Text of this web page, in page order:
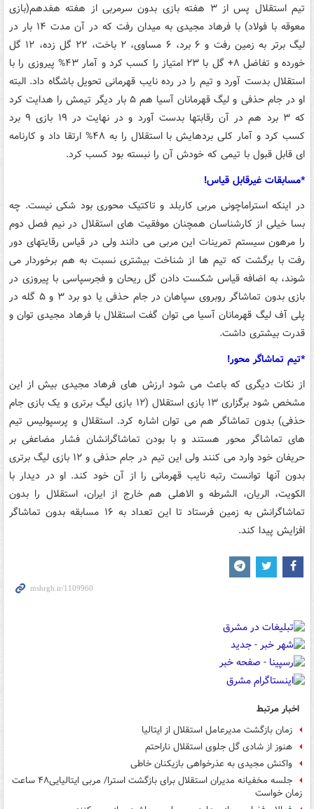
تیم استقلال پس از ۳ هفته بازی بدون سرمربی از هفته هفدهم(بازی
معوقه با فولاد) با فرهاد مجیدی به میدان رفت که در آن مدت ۱۴ بار در
لیگ برتر به زمین رفت و ۶ برد، ۶ مساوی، ۲ باخت، ۲۲ گل زده، ۱۲ گل
خورده و تفاضل ۸+ گل با ۲۳ امتیاز را کسب کرد و آمار ۴۳% پیروزی را با
استقلال بدست آورد و تیم را در رده نایب قهرمانی تحویل باشگاه داد. البته
او در جام حذفی و لیگ قهرمانان آسیا هم ۵ بار دیگر تیمش را هدایت کرد
که ۳ برد هم در آن رقابتها بدست آورد و در نهایت در ۱۹ بازی ۹ برد
کسب کرد و آمار کلی بردهایش با استقلال را به ۴۸% ارتقا داد و کارنامه
ای قابل قبول با تیمی که خودش آن را نبسته بود کسب کرد.
*مسابقات غیرقابل قیاس!
در اینکه استراماچونی مربی کاربلد و تاکتیک محوری بود شکی نیست. چه
بسا خیلی از کارشناسان همچنان موفقیت های استقلال در نیم فصل دوم
را مرهون سیستم تمرینات این مربی می دانند ولی در قیاس رقایتهای دور
رفت با برگشت که تیم ها از شناخت بیشتری نسبت به هم برخوردار می
شوند، به اضافه قیاس شکست دادن گل ریحان و فجرسپاسی با پیروزی در
بازی بدون تماشاگر روبروی سپاهان در جام حذفی یا دو برد ۳ و ۵ گله در
پلی آف لیگ قهرمانان آسیا می توان گفت استقلال با فرهاد مجیدی توان و
قدرت بیشتری داشت.
*تیم تماشاگر محور!
از نکات دیگری که باعث می شود ارزش های فرهاد مجیدی بیش از این
مشخص شود برگزاری ۱۳ بازی استقلال (۱۲ بازی لیگ برتری و یک بازی جام
حذفی) بدون تماشاگر هم می توان اشاره کرد. استقلال و پرسپولیس تیم
های تماشاگر محور هستند و با بودن تماشاگرانشان فشار مضاعفی بر
حریفان خود وارد می کنند ولی این تیم در جام حذفی و ۱۲ بازی لیگ برتری
بدون آنها توانست رتبه نایب قهرمانی را از آن خود کند. او در دیدار با
الکویت، الریان، الشرطه و الاهلی هم خارج از ایران، استقلال را بدون
تماشاگرانش به زمین فرستاد تا این تعداد به ۱۶ مسابقه بدون تماشاگر
افزایش پیدا کند.
اخبار مرتبط
زمان بازگشت مدیرعامل استقلال از ایتالیا
هنوز از شادی گل جلوی استقلال ناراحتم
واکنش مجیدی به عذرخواهی بازیکنان خاطی
جلسه مخفیانه مدیران استقلال برای بازگشت استرا/ مربی ایتالیایی۴۸ ساعت
زمان خواست